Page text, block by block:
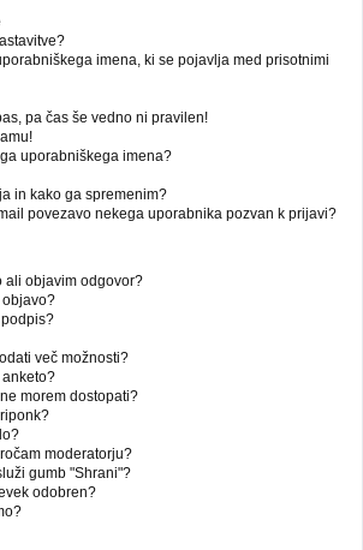
imena, ki se pojavlja med prisotnimi
pa čas še vedno ni pravilen!
uporabniškega imena?
in kako ga spremenim?
povezavo nekega uporabnika pozvan k prijavi?
ali objavim odgovor?
objavo?
več možnosti?
morem dostopati?
moderatorju?
gumb "Shrani"?
odobren?